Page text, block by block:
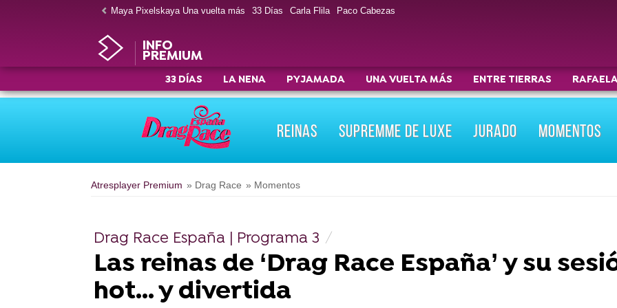
Maya Pixelskaya Una vuelta más 33 Días Carla Flila Paco Cabezas
INFO
PREMIUM
33 DÍAS LA NENA PYJAMADA UNA VUELTA MÁS ENTRE TIERRAS
REINAS SUPREMME DE LUXE JURADO MOMENTOS
Atresplayer Premium » Drag Race » Momentos
Drag Race España | Programa 3
Las reinas de ‘Drag Race España’ y su
hot... y divertida